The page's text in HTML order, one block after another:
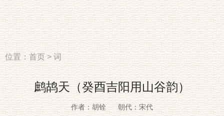
位置：首页>词
鹧鸪天（癸酉吉阳用山谷韵）
作者：胡铨 朝代：宋代